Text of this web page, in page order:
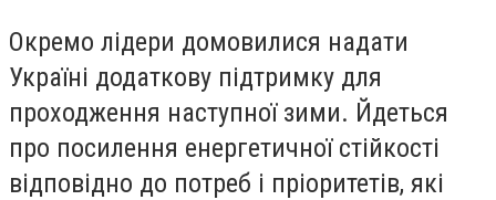
Окремо лідери домовилися надати
Україні додаткову підтримку для
проходження наступної зими. Йдеться
про посилення енергетичної стійкості
відповідно до потреб і пріоритетів, які